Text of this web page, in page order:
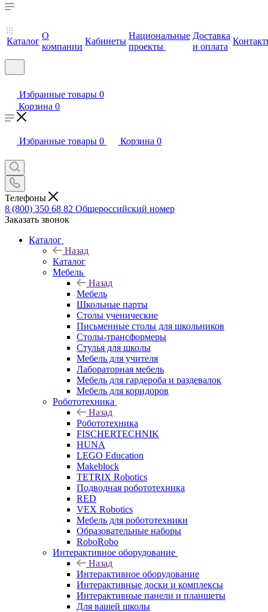
Каталог
О
компании
Кабинеты
Национальные
проекты
Доставка
и оплата
Избранные товары 0
Корзина 0
Избранные товары 0 Корзина 0
Телефоны
8 (800) 350 68 82 Общероссийский номер
Заказать звонок
Каталог
Назад
Каталог
Мебель
Назад
Мебель
Школьные парты
Столы ученические
Письменные столы для школьников
Столы-трансформеры
Стулья для школы
Мебель для учителя
Лабораторная мебель
Мебель для гардероба и раздевалок
Мебель для коридоров
Робототехника
Назад
Робототехника
FISCHERTECHNIK
HUNA
LEGO Education
Makeblock
TETRIX Robotics
Подводная робототехника
RED
VEX Robotics
Мебель для робототехники
Образовательные наборы
RoboRobo
Интерактивное оборудование
Назад
Интерактивное оборудование
Интерактивные доски и комплексы
Интерактивные панели и планшеты
Для вашей школы